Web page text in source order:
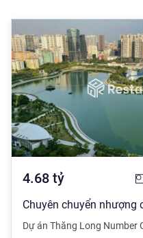
4.68 tỷ
Dự án Thăng Long Number